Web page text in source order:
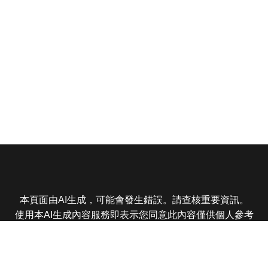
本頁面由AI生成，可能會發生錯誤。請查核重要資訊。
使用本AI生成內容服務即表示您同意此內容僅供個人參考